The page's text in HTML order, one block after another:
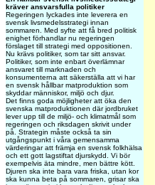
kräver ansvarsfulla politiker
Regeringen lyckades inte leverera en
svensk livsmedelsstrategi innan
sommaren. Med syfte att få bred politisk
enighet förhandlar nu regeringen
förslaget till strategi med oppositionen.
Nu krävs politiker, som tar sitt ansvar.
Politiker, som inte enbart överlämnar
ansvaret till marknaden och
konsumenterna att säkerställa att vi har
en svensk hållbar matproduktion som
skyddar människor, miljö och djur.
Det finns goda möjligheter att öka den
svenska matproduktionen där jordbruket
lever upp till de miljö- och klimatmål som
regeringen och riksdagen skrivit under
på. Strategin måste också ta sin
utgångspunkt i våra gemensamma
värderingar att främja en svensk folkhälsa
och ett gott lagstiftat djurskydd. Vi bör
exempelvis äta mindre, men bättre kött.
Djuren ska inte bara vara friska, utan kor
ska kunna beta på sommaren, grisar ska